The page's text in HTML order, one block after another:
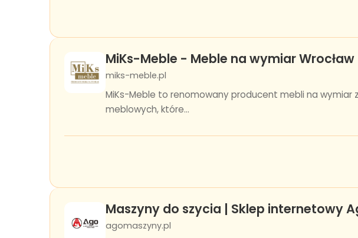
MiKs-Meble - Meble na wymiar Wrocław
miks-meble.pl
MiKs-Meble to renomowany producent mebli na wymiar
meblowych, które...
Maszyny do szycia | Sklep internetowy
agomaszyny.pl